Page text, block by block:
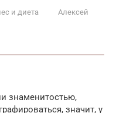
и диета
Алексей
знаменитостью,
значит, у